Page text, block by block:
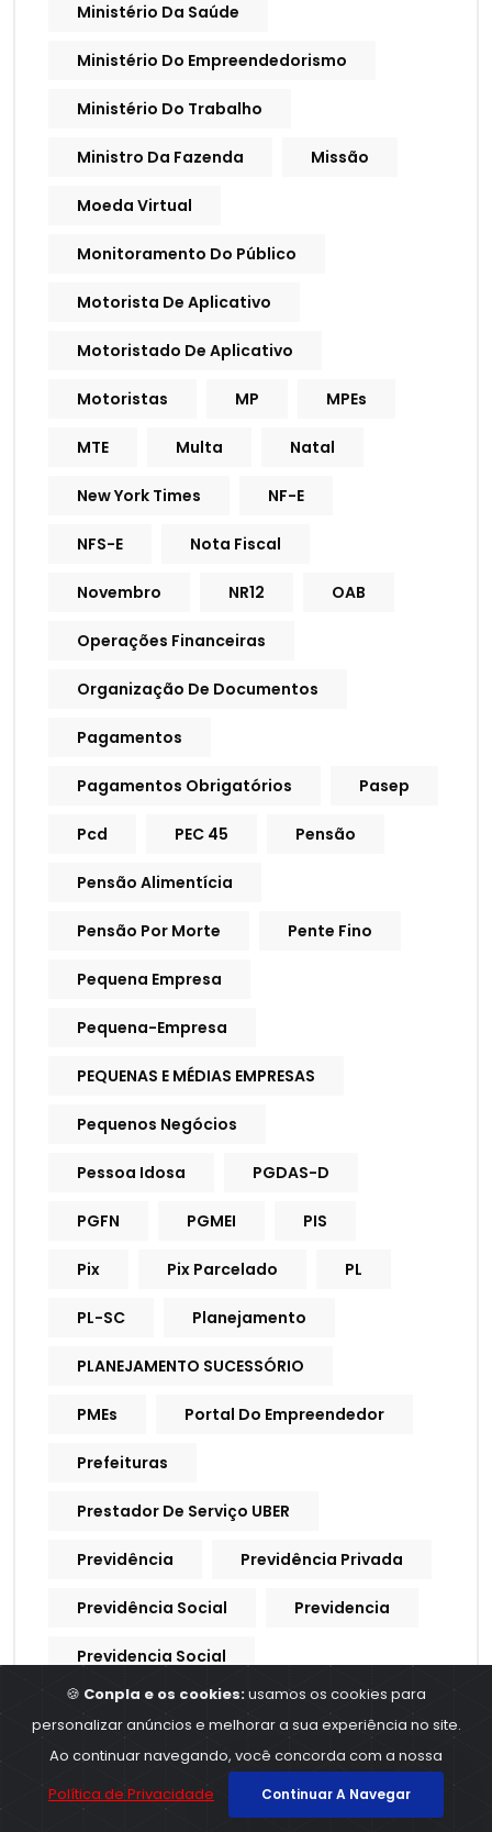
Ministério Da Saúde
Ministério Do Empreendedorismo
Ministério Do Trabalho
Ministro Da Fazenda Missão
Moeda Virtual
Monitoramento Do Público
Motorista De Aplicativo
Motoristado De Aplicativo
Motoristas MP MPEs
MTE Multa Natal
New York Times NF-E
NFS-E Nota Fiscal
Novembro NR12 OAB
Operações Financeiras
Organização De Documentos
Pagamentos
Pagamentos Obrigatórios Pasep
Pcd PEC 45 Pensão
Pensão Alimentícia
Pensão Por Morte Pente Fino
Pequena Empresa
Pequena-Empresa
PEQUENAS E MÉDIAS EMPRESAS
Pequenos Negócios
Pessoa Idosa PGDAS-D
PGFN PGMEI PIS
Pix Pix Parcelado PL
PL-SC Planejamento
PLANEJAMENTO SUCESSÓRIO
PMEs Portal Do Empreendedor
Prefeituras
Prestador De Serviço UBER
Previdência Previdência Privada
Previdência Social Previdencia
Previdencia Social
Processo Trabalhista
Procuração Digital
Produtividade Produtores Rurais
🍪 Conpla e os cookies:usamos os cookies para
personalizar anúncios e melhorar a sua experiência no site.
Ao continuar navegando, você concorda com a nossa
Política de Privacidade
Continuar A Navegar